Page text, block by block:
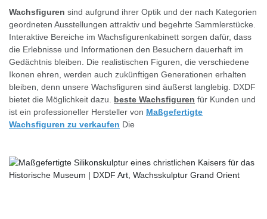
Wachsfiguren sind aufgrund ihrer Optik und der nach Kategorien
geordneten Ausstellungen attraktiv und begehrte Sammlerstücke.
Interaktive Bereiche im Wachsfigurenkabinett sorgen dafür, dass
die Erlebnisse und Informationen den Besuchern dauerhaft im
Gedächtnis bleiben. Die realistischen Figuren, die verschiedene
Ikonen ehren, werden auch zukünftigen Generationen erhalten
bleiben, denn unsere Wachsfiguren sind äußerst langlebig. DXDF
bietet die Möglichkeit dazu.
beste Wachsfiguren für Kunden und
ist ein professioneller Hersteller von Maßgefertigte
Wachsfiguren zu verkaufen Die